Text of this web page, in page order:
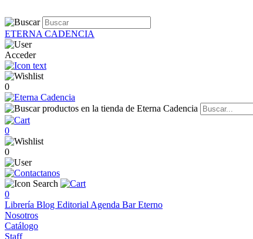
ETERNA CADENCIA
Acceder
0
0
0
0
Librería Blog Editorial Agenda Bar Eterno
Nosotros
Catálogo
Staff